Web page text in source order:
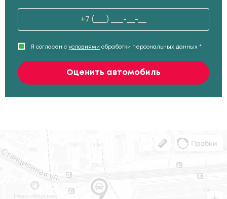
Я согласен с условиями обработки персональных данных *
Оценить автомобиль